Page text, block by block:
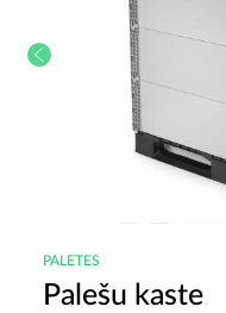
PALETES
Palešu kaste